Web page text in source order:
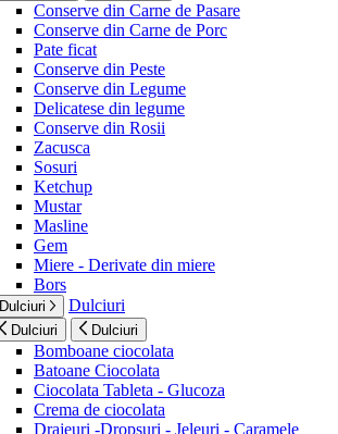
Conserve din Carne de Pasare
Conserve din Carne de Porc
Pate ficat
Conserve din Peste
Conserve din Legume
Delicatese din legume
Conserve din Rosii
Zacusca
Sosuri
Ketchup
Mustar
Masline
Gem
Miere - Derivate din miere
Bors
Dulciuri Dulciuri
Dulciuri Dulciuri
Bomboane ciocolata
Batoane Ciocolata
Ciocolata Tableta - Glucoza
Crema de ciocolata
Drajeuri -Dropsuri - Jeleuri - Caramele